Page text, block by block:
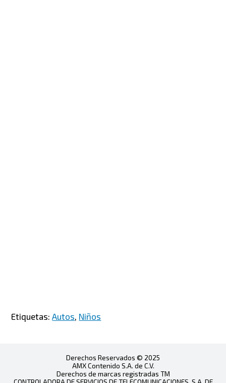
Etiquetas:Autos, Niños
Derechos Reservados © 2025
AMX Contenido S.A. de C.V.
Derechos de marcas registradas TM